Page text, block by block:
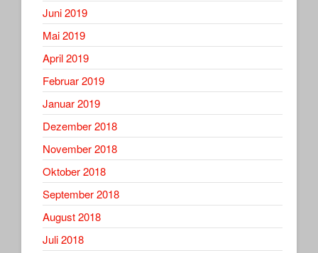
Juni 2019
Mai 2019
April 2019
Februar 2019
Januar 2019
Dezember 2018
November 2018
Oktober 2018
September 2018
August 2018
Juli 2018